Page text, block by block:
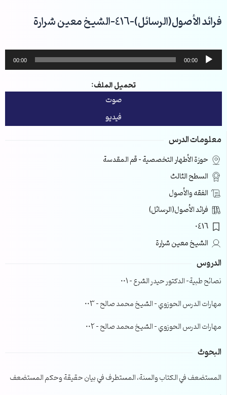
إلى
المحتوى
فرائد الأصول(الرسائل)-416-الشيخ معين شرارة
مشغل
الصوت
00:00
00:00
تحميل الملف:
صوت
فيديو
معلومات الدرس
حوزة الأطهار التخصصية – قم المقدسة
السطح الثالث
الفقه والأصول
فرائد الأصول(الرسائل)
0416
الشيخ معين شرارة
الدروس
نصائح طبية- الدكتور حيدر الشرع – 001
مهارات الدرس الحوزوي – الشيخ محمد صالح – 003
مهارات الدرس الحوزوي – الشيخ محمد صالح – 002
البحوث
المستضعف في الكتاب والسنة، المستطرف في بيان حقيقة وحكم المستضعف